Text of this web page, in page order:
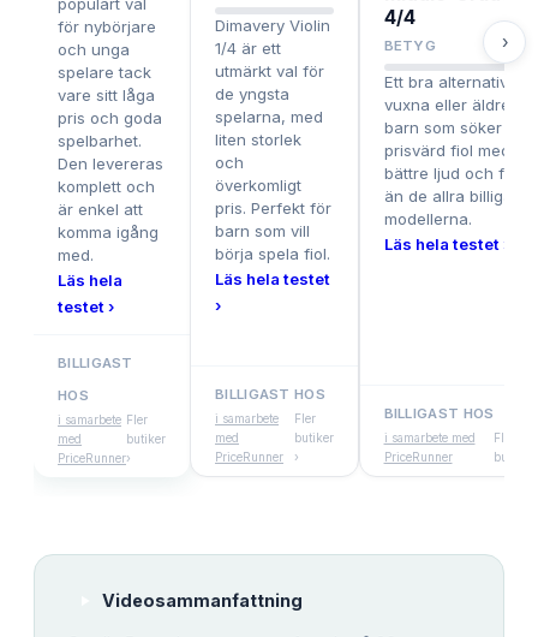
för nybörjare
och unga
spelare tack
vare sitt låga
pris och goda
spelbarhet.
Den levereras
komplett och
är enkel att
komma igång
med.
Läs hela
testet ›
BILLIGAST
HOS
i samarbete
med
PriceRunner
Fler
butiker
›
Dimavery Violin
1/4 är ett
utmärkt val för
de yngsta
spelarna, med
liten storlek
och
överkomligt
pris. Perfekt för
barn som vill
börja spela fiol.
Läs hela testet
›
BILLIGAST HOS
i samarbete
med
PriceRunner
Fler
butiker
›
4/4
BETYG 8.4 /
Ett bra alternativ för
vuxna eller äldre
barn som söker en
prisvärd fiol med
bättre ljud och finish
än de allra billigaste
modellerna.
Läs hela testet ›
BILLIGAST HOS
i samarbete med
PriceRunner
Fler
butiker
›
Videosammanfattning